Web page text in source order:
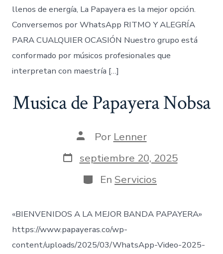
llenos de energía, La Papayera es la mejor opción.
Conversemos por WhatsApp RITMO Y ALEGRÍA
PARA CUALQUIER OCASIÓN Nuestro grupo está
conformado por músicos profesionales que
interpretan con maestría […]
Musica de Papayera Nobsa
Autor
la
entrada
Por Lenner
Fecha
de
publicación
septiembre 20, 2025
Categorías
En Servicios
«BIENVENIDOS A LA MEJOR BANDA PAPAYERA»
https://www.papayeras.co/wp-
content/uploads/2025/03/WhatsApp-Video-2025-